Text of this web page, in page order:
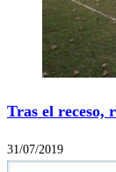
Tras el receso,
31/07/2019